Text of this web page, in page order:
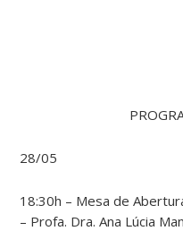
28/05
18:30h – Mesa de
– Profa. Dra. Ana Lúcia